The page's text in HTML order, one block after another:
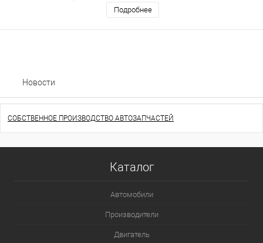
Подробнее
Новости
СОБСТВЕННОЕ ПРОИЗВОДСТВО АВТОЗАПЧАСТЕЙ
Каталог
Автомобили
Производители
Двигатель